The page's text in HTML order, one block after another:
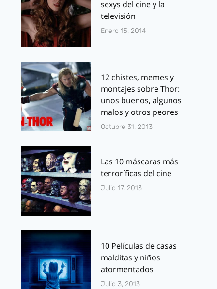
sexys del cine y la
televisión
Enero 15, 2014
12 chistes, memes y
montajes sobre Thor:
unos buenos, algunos
malos y otros peores
Octubre 31, 2013
Las 10 máscaras más
terroríficas del cine
Julio 17, 2013
10 Películas de casas
malditas y niños
atormentados
Julio 3, 2013